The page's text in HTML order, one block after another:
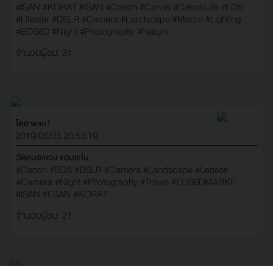
#ISAN #KORAT #ISAN #Canon #Canon #CanonLife #EOS
#Lifester #DSLR #Camera #Landscape #Macro #Lighting
#EOS6D #Night #Photography #Nature
จำนวนผู้ชม: 31
โดย wan1
2019/06/03 20:53:19
วัดหนองแวง ขอนแก่น
#Canon #EOS #DSLR #Camera #Landscape #Lenses
#Camera #Night #Photography #Travel #EOS6DMARKII
#ISAN #ESAN #KORAT
จำนวนผู้ชม: 21